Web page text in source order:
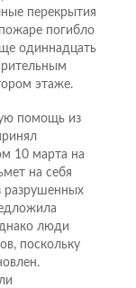
перекрытия
погибло
одиннадцать
этаже.
помощь из
10 марта на
на себя
разрушенных
люди
поскольку